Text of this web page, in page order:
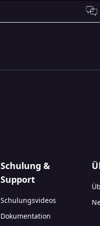
Schulung &
Support
Schulungsvideos
Dokumentation